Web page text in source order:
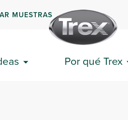
MUESTRAS
Por qué Trex